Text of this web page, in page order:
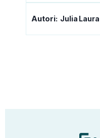
Autori: Julia